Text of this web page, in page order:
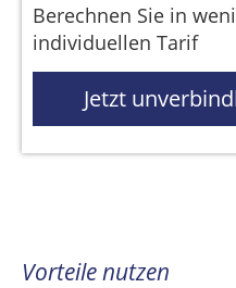
Berechnen Sie in
individuellen Tarif
Jetzt
Vorteile nutzen